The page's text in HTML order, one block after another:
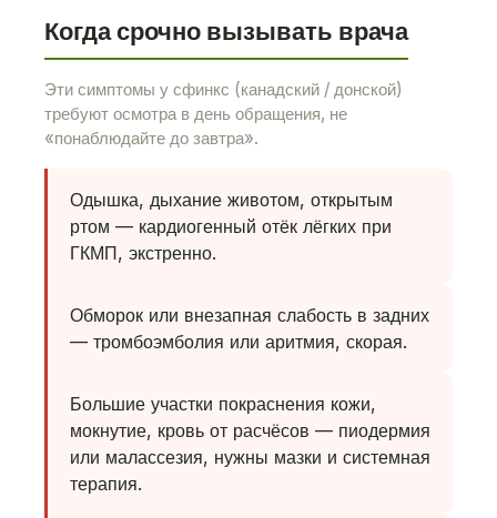
Когда срочно вызывать врача
Эти симптомы у сфинкс (канадский / донской)
требуют осмотра в день обращения, не
«понаблюдайте до завтра».
Одышка, дыхание животом, открытым
ртом — кардиогенный отёк лёгких при
ГКМП, экстренно.
Обморок или внезапная слабость в задних
— тромбоэмболия или аритмия, скорая.
Большие участки покраснения кожи,
мокнутие, кровь от расчёсов — пиодермия
или малассезия, нужны мазки и системная
терапия.